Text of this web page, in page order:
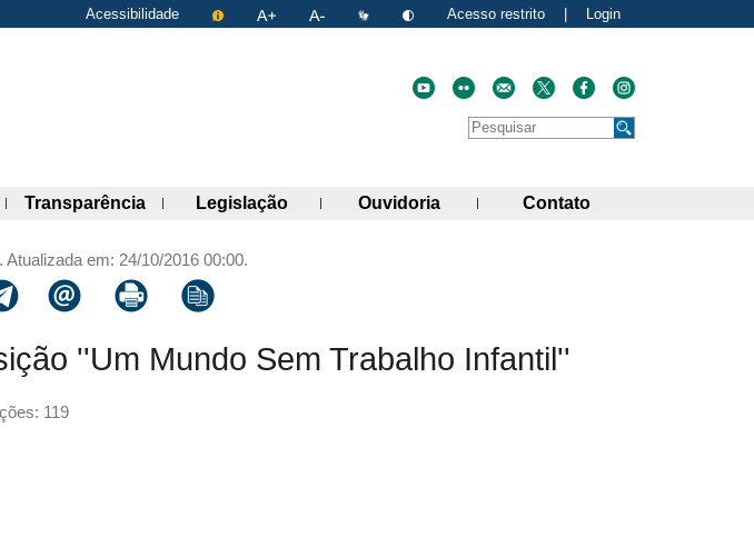
Acessibilidade Acesso restrito Login
Faça uma pesquisa no site
Pesquisar
painel de links)
Transparência (abre painel de links)
Legislação(abre painel de links)
Ouvidoria (abre painel de links)
Contato(abre painel de
em: 24/10/2016 00:00.
via whatsappvia telegram
Compartilhar via email
Imprimir a página atual
Copiar link para a área de transferência
''Um Mundo Sem Trabalho Infantil''
119